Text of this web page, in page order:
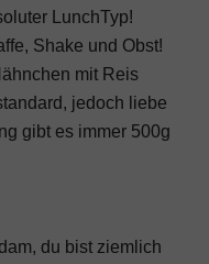
LunchTyp!
Shake und Obst!
mit Reis
jedoch liebe
gibt es immer 500g
du bist ziemlich